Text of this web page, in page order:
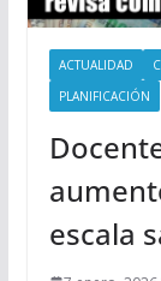
ACTUALIDAD
PLANIFICACIÓN
escala